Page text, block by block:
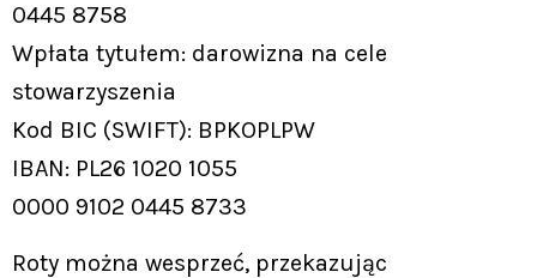
0445 8758
Wpłata tytułem: darowizna na cele
stowarzyszenia
Kod BIC (SWIFT): BPKOPLPW
IBAN: PL26 1020 1055
0000 9102 0445 8733
Roty można wesprzeć, przekazując